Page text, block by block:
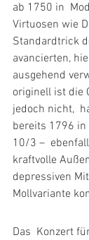
ab 1750 in
Virtuosen wie
Standardtrick
avancierten,
ausgehend
originell ist die
jedoch nicht,
bereits 1796 in
10/3 –
kraftvolle
depressiven
Mollvariante
Das  Konzert